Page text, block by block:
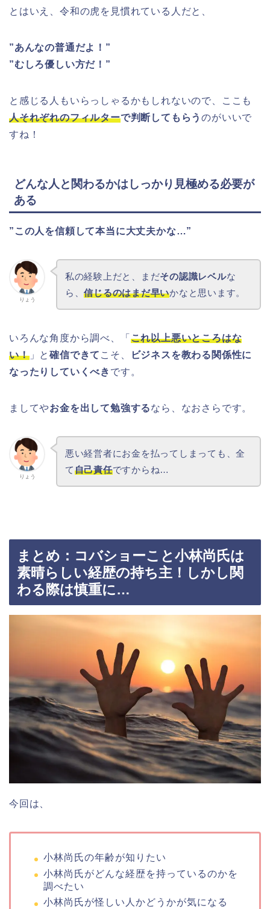
とはいえ、令和の虎を見慣れている人だと、
”あんなの普通だよ！”
”むしろ優しい方だ！”
と感じる人もいらっしゃるかもしれないので、ここも
人それぞれのフィルターで判断してもらうのがいいで
すね！
どんな人と関わるかはしっかり見極める必要が
ある
”この人を信頼して本当に大丈夫かな…”
りょう
私の経験上だと、まだその認識レベルな
ら、信じるのはまだ早いかなと思います。
いろんな角度から調べ、「 これ以上悪いところはな
い！」と確信できて こそ、
ビジネスを教わる関係性に
なったりしていくべき です。
ましてやお金を出して勉強するなら、なおさらです。
りょう
悪い経営者にお金を払ってしまっても、全
て自己責任ですからね…
まとめ：コバショーこと小林尚氏は
素晴らしい経歴の持ち主！しかし関
わる際は慎重に…
今回は、
小林尚氏の年齢が知りたい
小林尚氏がどんな経歴を持っているのかを
調べたい
小林尚氏が怪しい人かどうかが気になる